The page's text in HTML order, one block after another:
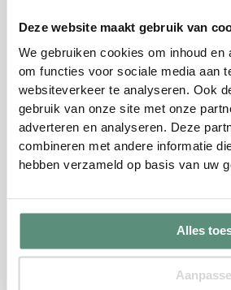
Deze website maakt gebruik van
We gebruiken cookies om inhoud
om functies voor sociale media aan
websiteverkeer te analyseren. Ook
gebruik van onze site met onze
adverteren en analyseren. Deze
combineren met andere informatie
hebben verzameld op basis van uw
Alles
Bent u een bedrijf en wilt u
producten? Neem dan vrijblijvend